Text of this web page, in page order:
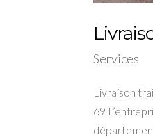
Services
Livraison
69